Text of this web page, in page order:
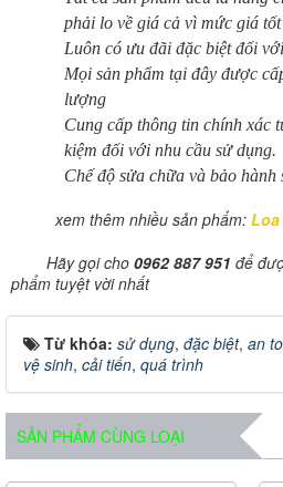
phải lo về giá cả vì mức giá
Luôn có ưu đãi đặc biệt đối
Mọi sản phẩm tại đây được
lượng
Cung cấp thông tin chính xác
kiệm đối với nhu cầu sử dụng.
Chế độ sửa chữa và bảo hành
xem thêm nhiều sản phẩm:
Hãy gọi cho 0962 887 951 để
phẩm tuyệt vời nhất
Từ khóa: sử dụng, đặc biệt, an
vệ sinh, cải tiến, quá trình
SẢN PHẨM CÙNG LOẠI